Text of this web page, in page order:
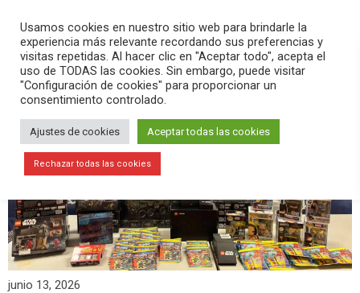
search menu pause PLAY
junio 13, 2026
Usamos cookies en nuestro sitio web para brindarle la
experiencia más relevante recordando sus preferencias y
visitas repetidas. Al hacer clic en "Aceptar todo", acepta el
uso de TODAS las cookies. Sin embargo, puede visitar
"Configuración de cookies" para proporcionar un
consentimiento controlado.
Ajustes de cookies Aceptar todas las cookies
Rechazar todas las cookies